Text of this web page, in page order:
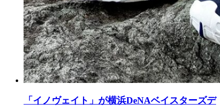
「イノヴェイト」が横浜DeNAベイスターズデ